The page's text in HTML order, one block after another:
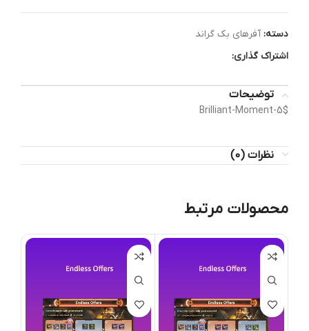
دسته: آفرهای بک گراند
اشتراک گذاری:
توضیحات
Brilliant-Moment-5$
نظرات (0)
محصولات مرتبط